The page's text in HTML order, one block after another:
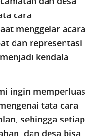
cara
menggelar acara
dan representasi
kendala
ingin memperluas
tata cara
sehingga setiap
dan desa bisa